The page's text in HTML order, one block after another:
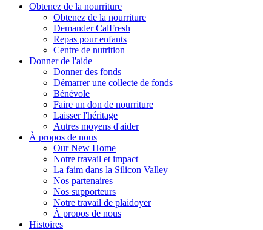
Obtenez de la nourriture
Obtenez de la nourriture
Demander CalFresh
Repas pour enfants
Centre de nutrition
Donner de l'aide
Donner des fonds
Démarrer une collecte de fonds
Bénévole
Faire un don de nourriture
Laisser l'héritage
Autres moyens d'aider
À propos de nous
Our New Home
Notre travail et impact
La faim dans la Silicon Valley
Nos partenaires
Nos supporteurs
Notre travail de plaidoyer
À propos de nous
Histoires